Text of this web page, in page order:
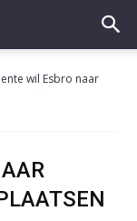
wil Esbro naar